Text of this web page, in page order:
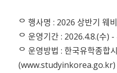
ᄋ 행사명 : 2026 상반기 웨
ᄋ 운영기간 : 2026.4.8.(수) -
ᄋ 운영방법 : 한국유학종합
(www.studyinkorea.go.kr)